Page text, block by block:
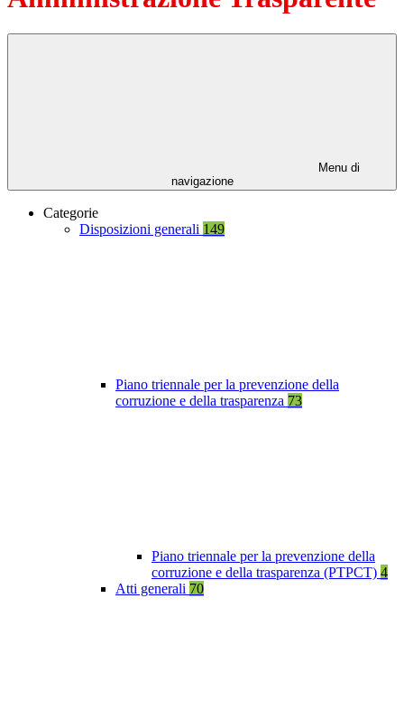
Menu di
navigazione
Categorie
Disposizioni generali 149
Piano triennale per la prevenzione della
corruzione e della trasparenza 73
Piano triennale per la prevenzione della
corruzione e della trasparenza (PTPCT) 4
Atti generali 70